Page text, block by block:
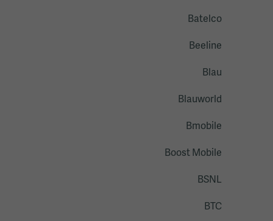
Batelco
Beeline
Blau
Blauworld
Bmobile
Boost Mobile
BSNL
BTC